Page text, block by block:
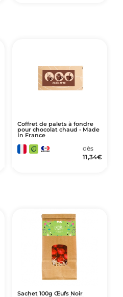
Coffret de palets à fondre
pour chocolat chaud - Made
In France
dès
11,34€
Sachet 100g Œufs Noir